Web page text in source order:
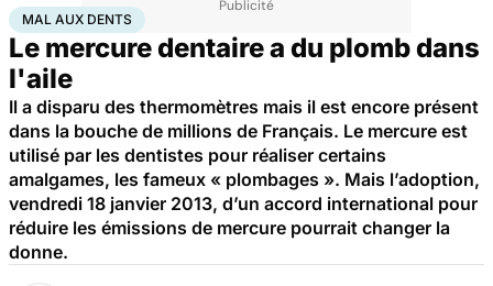
AccueilSantéMaladies Mal aux dents
MAL AUX DENTS
Le mercure dentaire a du plomb dans
l'aile
Il a disparu des thermomètres mais il est encore présent
dans la bouche de millions de Français. Le mercure est
utilisé par les dentistes pour réaliser certains
amalgames, les fameux « plombages ». Mais l’adoption,
vendredi 18 janvier 2013, d’un accord international pour
réduire les émissions de mercure pourrait changer la
donne.